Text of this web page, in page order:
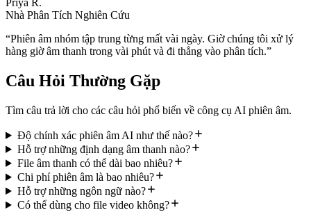
Priya R.
Nhà Phân Tích Nghiên Cứu
“Phiên âm nhóm tập trung từng mất vài ngày. Giờ chúng tôi xử lý
hàng giờ âm thanh trong vài phút và đi thẳng vào phân tích.”
Câu Hỏi Thường Gặp
Tìm câu trả lời cho các câu hỏi phổ biến về công cụ AI phiên âm.
Độ chính xác phiên âm AI như thế nào?
Hỗ trợ những định dạng âm thanh nào?
File âm thanh có thể dài bao nhiêu?
Chi phí phiên âm là bao nhiêu?
Hỗ trợ những ngôn ngữ nào?
Có thể dùng cho file video không?